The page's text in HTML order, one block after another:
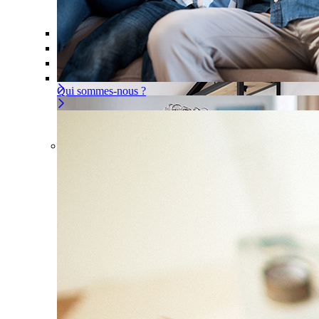
Offre À la carte Gérer ou déléguer votre sécurité, à vous
Pour un appartement Une installation adaptée à votre
Les problèmes couverts
Qui sommes-nous ?